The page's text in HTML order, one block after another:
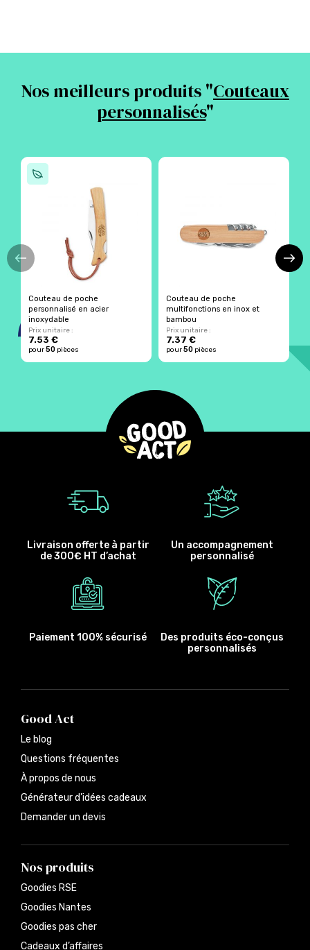
Nos meilleurs produits "Couteaux
personnalisés"
Couteau de poche
personnalisé en acier
inoxydable
Prix unitaire :
7.53 €
pour50 pièces
Couteau de poche
multifonctions en inox et
bambou
Prix unitaire :
7.37 €
pour50 pièces
Livraison offerte à partir
de 300€ HT d’achat
Un accompagnement
personnalisé
Paiement 100% sécurisé
Des produits éco-conçus
personnalisés
Good Act
Le blog
Questions fréquentes
À propos de nous
Générateur d’idées cadeaux
Demander un devis
Nos produits
Goodies RSE
Goodies Nantes
Goodies pas cher
Cadeaux d’affaires